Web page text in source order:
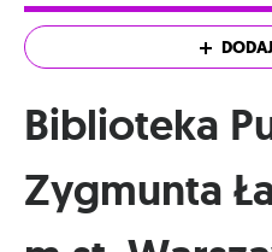
Biblioteka
Zygmunta